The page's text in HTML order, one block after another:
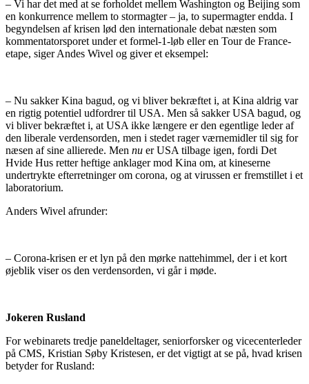
– Vi har det med at se forholdet mellem Washington og Beijing som
en konkurrence mellem to stormagter – ja, to supermagter endda. I
begyndelsen af krisen lød den internationale debat næsten som
kommentatorsporet under et formel-1-løb eller en Tour de France-
etape, siger Andes Wivel og giver et eksempel:
– Nu sakker Kina bagud, og vi bliver bekræftet i, at Kina aldrig var
en rigtig potentiel udfordrer til USA. Men så sakker USA bagud, og
vi bliver bekræftet i, at USA ikke længere er den egentlige leder af
den liberale verdensorden, men i stedet rager værnemidler til sig for
næsen af sine allierede. Men nu er USA tilbage igen, fordi Det
Hvide Hus retter heftige anklager mod Kina om, at kineserne
undertrykte efterretninger om corona, og at virussen er fremstillet i et
laboratorium.
Anders Wivel afrunder:
– Corona-krisen er et lyn på den mørke nattehimmel, der i et kort
øjeblik viser os den verdensorden, vi går i møde.
Jokeren Rusland
For webinarets tredje paneldeltager, seniorforsker og vicecenterleder
på CMS, Kristian Søby Kristesen, er det vigtigt at se på, hvad krisen
betyder for Rusland: